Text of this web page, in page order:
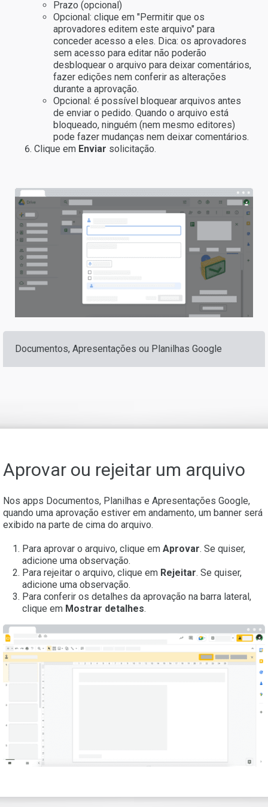
Prazo (opcional)
Opcional: clique em "Permitir que os
aprovadores editem este arquivo" para
conceder acesso a eles. Dica: os aprovadores
sem acesso para editar não poderão
desbloquear o arquivo para deixar comentários,
fazer edições nem conferir as alterações
durante a aprovação.
Opcional: é possível bloquear arquivos antes
de enviar o pedido. Quando o arquivo está
bloqueado, ninguém (nem mesmo editores)
pode fazer mudanças nem deixar comentários.
Clique em Enviar solicitação.
Documentos, Apresentações ou Planilhas Google
Aprovar ou rejeitar um arquivo
Nos apps Documentos, Planilhas e Apresentações Google,
quando uma aprovação estiver em andamento, um banner será
exibido na parte de cima do arquivo.
Para aprovar o arquivo, clique em Aprovar. Se quiser,
adicione uma observação.
Para rejeitar o arquivo, clique em Rejeitar. Se quiser,
adicione uma observação.
Para conferir os detalhes da aprovação na barra lateral,
clique em Mostrar detalhes.